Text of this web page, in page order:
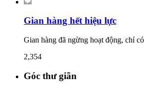
Gian hàng hết hiệu lực
Gian hàng đã ngừng hoạt động, chỉ
2,354
Góc thư giãn